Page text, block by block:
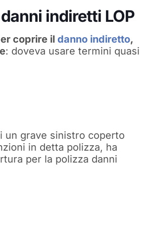
indiretti LOP
coprire il danno indiretto,
: doveva usare termini quasi
un grave sinistro coperto
in detta polizza, ha
per la polizza danni